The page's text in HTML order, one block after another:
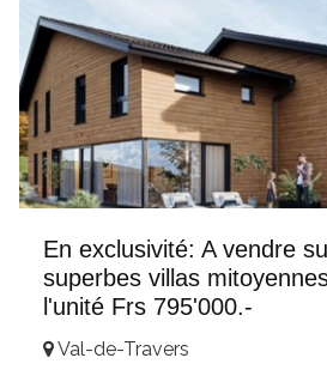
En exclusivité: A vendre
superbes villas
l'unité Frs 795'000.-
Val-de-Travers